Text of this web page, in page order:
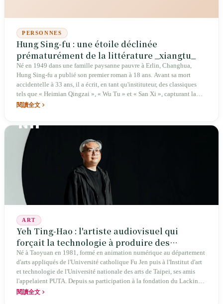
PERSONNES
Hung Sing-fu : une étoile déclinée
prématurément de la littérature _xiangtu_
Né en 1949 dans une famille paysanne pauvre à Erlin, Changhua,
Hung Sing-fu a publié son premier roman à 18 ans. Avant sa mort
accidentelle à 33 ans, il a écrit, en tant qu'instituteur, des classiques
tels que « Heimian Qingzai », « Wu Tu » et « San Xi », capturant la
transition de la campagne taïwanaise vers l'ère industrielle.
閱讀全文
ART
Yeh Ting-Hao : l'artiste audiovisuel qui
forçait la technologie à produire des
accidents par des usages « incorrects » et
qui, à 43 ans, a laissé tout un écosystème
Né à Taoyuan en 1981, formé en animation numérique au département
d'arts appliqués de l'Université catholique Fu Jen puis à l'Institut d'art
et technologie de l'Université nationale des arts de Taipei, ses amis
l'appelaient PUTA. Depuis sa participation à la fondation du Lacking
Sound Festival en 2007, la formation du duo audiovisuel HH avec Yao
閱讀全文